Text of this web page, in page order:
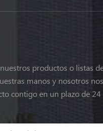
productos o listas
manos y nosotros nos
contigo en un plazo de 24